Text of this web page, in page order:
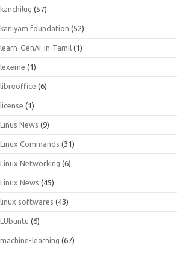
kanchilug (57)
kaniyam foundation (52)
learn-GenAI-in-Tamil (1)
lexeme (1)
libreoffice (6)
license (1)
Linus News (9)
Linux Commands (31)
Linux Networking (6)
Linux News (45)
linux softwares (43)
LUbuntu (6)
machine-learning (67)